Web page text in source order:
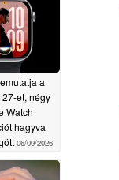
a
et, négy
Watch
hagyva
06/09/2026